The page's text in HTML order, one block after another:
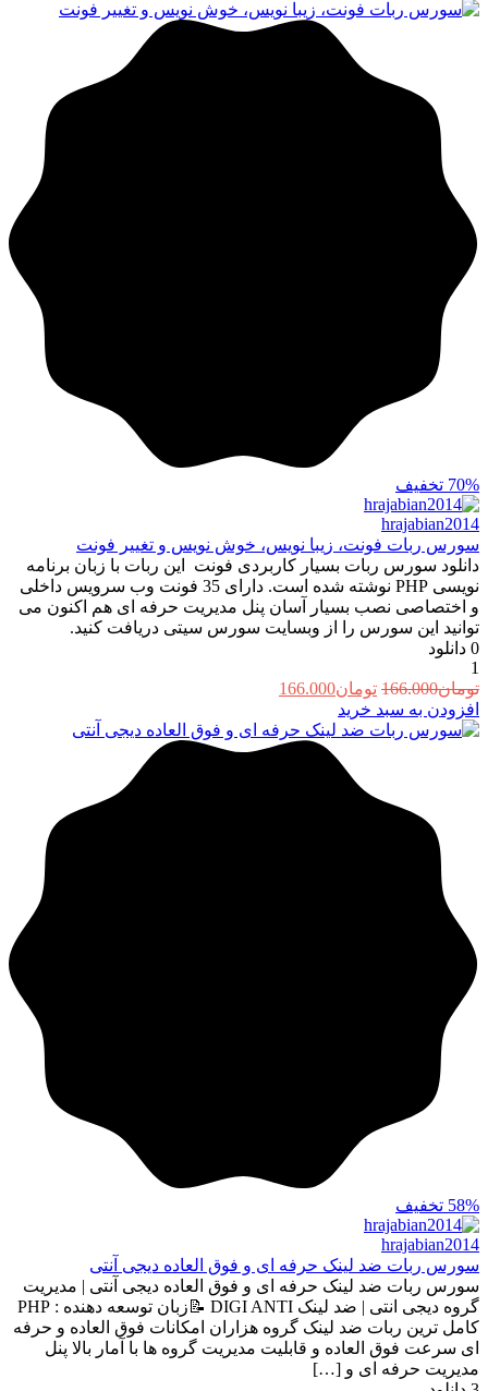
70% تخفیف
hrajabian2014
سورس ربات فونت، زیبا نویس، خوش نویس و تغییر فونت
دانلود سورس ربات بسیار کاربردی فونت این ربات با زبان برنامه
نویسی PHP نوشته شده است. دارای 35 فونت وب سرویس داخلی
و اختصاصی نصب بسیار آسان پنل مدیریت حرفه ای هم اکنون می
توانید این سورس را از وبسایت سورس سیتی دریافت کنید.
0 دانلود
1
تومان166.000 قیمت
اصلی:
تومان166.000
تومان166.000
تومان166.000.
افزودن به سبد خرید
58% تخفیف
hrajabian2014
سورس ربات ضد لینک حرفه ای و فوق العاده دیجی آنتی
سورس ربات ضد لینک حرفه ای و فوق العاده دیجی آنتی | مدیریت
گروه دیجی انتی | ضد لینک DIGI ANTI 📝زبان توسعه دهنده : PHP
کامل ترین ربات ضد لینک گروه هزاران امکانات فوق العاده و حرفه
ای سرعت فوق العاده و قابلیت مدیریت گروه ها با آمار بالا پنل
مدیریت حرفه ای و […]